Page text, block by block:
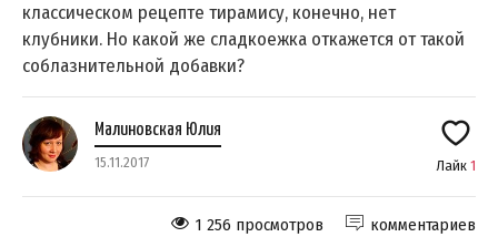
классическом рецепте тирамису, конечно, нет
клубники. Но какой же сладкоежка откажется от такой
соблазнительной добавки?
Малиновская Юлия
15.11.2017 Лайк 1
комментариев
1 256 просмотров